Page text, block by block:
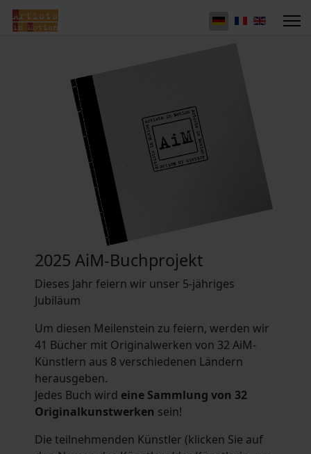
2025 AiM-Buchprojekt
Dieses Jahr feiern wir unser 5-jähriges
Jubiläum
Um diesen Meilenstein zu feiern, werden wir
41 Bücher mit Originalwerken von 32 AiM-
Künstlern aus 8 verschiedenen Ländern
herausgeben.
Jedes Buch wird eine Sammlung von 32
Originalkunstwerken sein!
Die teilnehmenden Künstler (klicken Sie auf